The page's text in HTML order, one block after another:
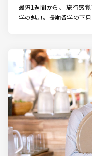
最短1週間から、 旅⾏感
学の魅⼒。⻑期留学の下⾒